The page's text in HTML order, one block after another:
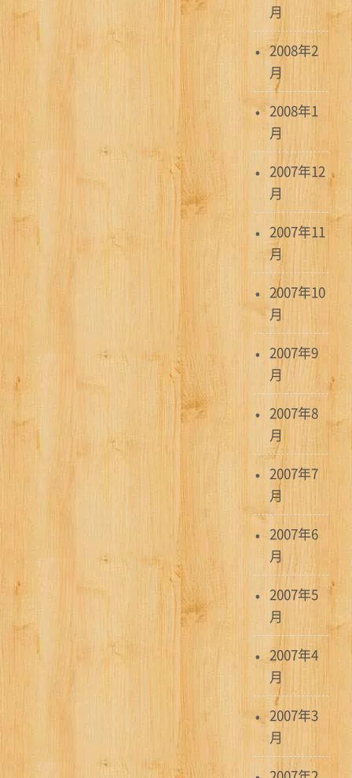
月
2008年2
月
2008年1
月
2007年12
月
2007年11
月
2007年10
月
2007年9
月
2007年8
月
2007年7
月
2007年6
月
2007年5
月
2007年4
月
2007年3
月